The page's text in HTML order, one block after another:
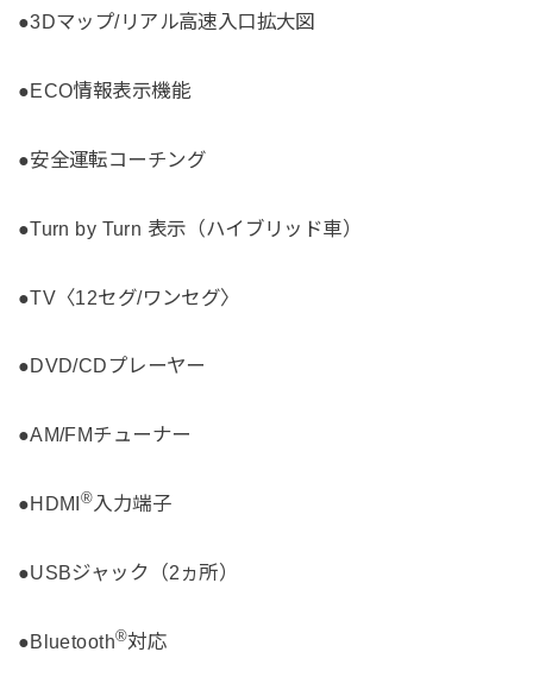
●3Dマップ/リアル高速入口拡大図
●ECO情報表示機能
●安全運転コーチング
●Turn by Turn 表示（ハイブリッド車）
●TV〈12セグ/ワンセグ〉
●DVD/CDプレーヤー
●AM/FMチューナー
●HDMI®入力端子
●USBジャック（2ヵ所）
●Bluetooth®対応